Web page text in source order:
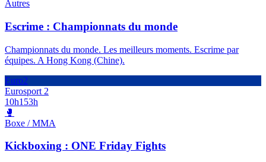
Autres
Escrime : Championnats du monde
Championnats du monde. Les meilleurs moments. Escrime par
équipes. A Hong Kong (Chine).
Euro2
Eurosport 2
10h153h
🥊
Boxe / MMA
Kickboxing : ONE Friday Fights